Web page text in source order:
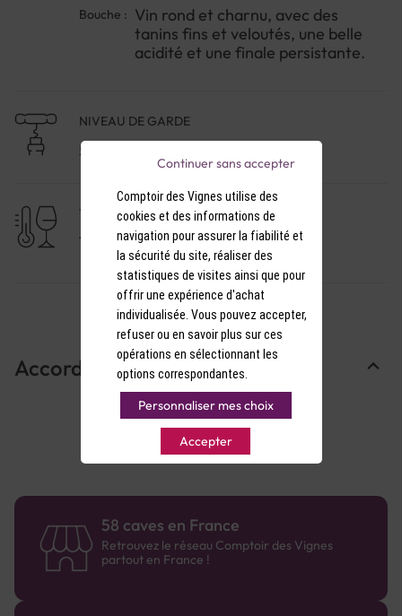
Bouche : Vin rond et charnu, avec des
tanins fins et veloutés, une belle
acidité et une finale persistante.
NIVEAU DE GARDE
5 à 10 ans
TEMPÉRATURE DE SERVICE
17-18°C
Accords Mets & Vins
58 caves en France
Retrouvez le réseau Comptoir des Vignes
partout en France !
Comptoir des Vignes utilise des
cookies et des informations de
navigation pour assurer la fiabilité et
la sécurité du site, réaliser des
statistiques de visites ainsi que pour
offrir une expérience d'achat
individualisée. Vous pouvez accepter,
refuser ou en savoir plus sur ces
opérations en sélectionnant les
options correspondantes.
Personnaliser mes choix
Accepter
Continuer sans accepter